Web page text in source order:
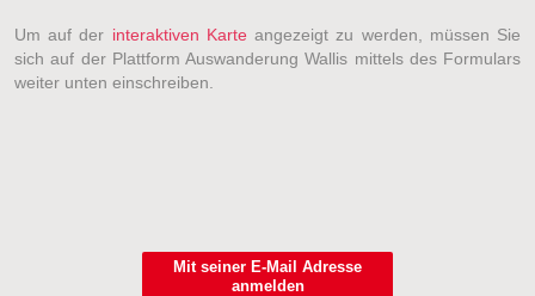
Um auf der interaktiven Karte angezeigt zu werden, müssen Sie
sich auf der Plattform Auswanderung Wallis mittels des Formulars
weiter unten einschreiben.
Mit seiner E-Mail Adresse
anmelden